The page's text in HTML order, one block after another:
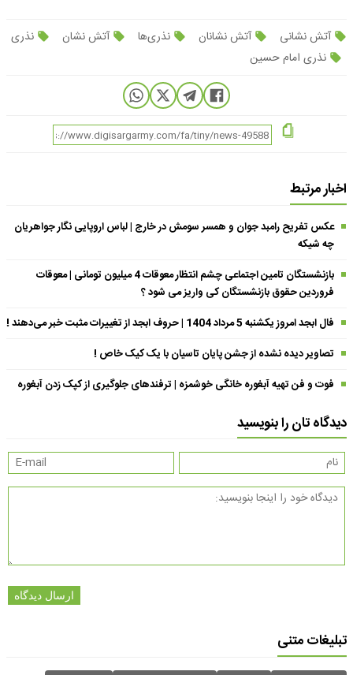
آتش نشانی آتش نشانان نذری‌ها آتش نشان
نذری
نذری امام حسین
اخبار مرتبط
عکس تفریح رامبد جوان و همسر سومش در خارج | لباس اروپایی نگار جواهریان
چه شیکه
بازنشستگان تامین اجتماعی چشم انتظار معوقات 4 میلیون تومانی | معوقات
فروردین حقوق بازنشستگان کی واریز می شود ؟
فال ابجد امروز یکشنبه 5 مرداد 1404 | حروف ابجد از تغییرات مثبت خبر می‌دهند !
تصاویر دیده نشده از جشن پایان تاسیان با یک کیک خاص !
فوت و فن تهیه آبغوره خانگی خوشمزه | ترفندهای جلوگیری از کپک زدن آبغوره
دیدگاه تان را بنویسید
ارسال دیدگاه
تبلیغات متنی